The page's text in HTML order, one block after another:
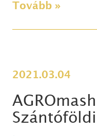
Tovább »
2021.03.04